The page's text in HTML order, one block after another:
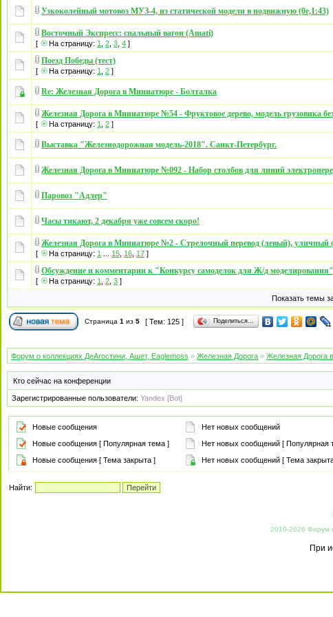
Узкоколейный мотовоз МУЗ-4, из статической модели в подвижную (0е,1:43)
Восточный Экспресс: спальный вагон (Amati)
[ На страницу: 1 2 3 4 ]
Поезд Победы (тест)
[ На страницу: 1 2 ]
Re: Железная Дорога в Миниатюре - Болталка
Железная Дорога в Миниатюре №54 - Фруктовое дерево, модель грузовика
[ На страницу: 1 2 ]
Выставка "Железнодорожная модель-2018". Санкт-Петербург.
Железная Дорога в Миниатюре №092 - Набор столбов для линий
Паровоз "Адлер"
Часы тикают, 2 декабря уже совсем скоро!
Железная Дорога в Миниатюре №2 - Стрелочный перевод (левый), уличный
[ На страницу: 1 15 16 17 ]
Обсуждение и комментарии к "Конкурсу самоделок для Ж/д моделирования"
[ На страницу: 1 2 3 ]
Показать темы
Страница 1 из 5 [ Тем: 125 ] Поделиться…
Форум о коллекциях ДеАгостини, Ашет, Eaglemoss » Железная Дорога » Железная Дорога
Кто сейчас на конференции
Зарегистрированные пользователи: Yandex [Bot]
Новые сообщения Нет новых сообщений
Новые сообщения [ Популярная тема ]
Нет новых сообщений [ Популярная
Новые сообщения [ Тема закрыта ]
Нет новых сообщений [ Тема
Найти:
2010-2026 Форум
При